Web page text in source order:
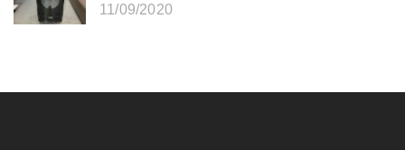
11/09/2020